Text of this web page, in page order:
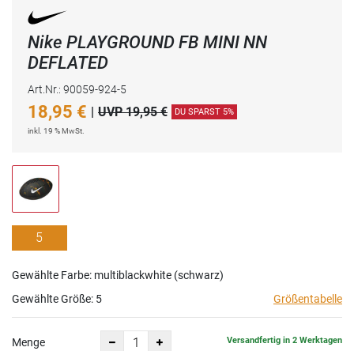
Nike PLAYGROUND FB MINI NN
DEFLATED
Art.Nr.: 90059-924-5
18,95 € | UVP 19,95 € DU SPARST 5%
inkl. 19 % MwSt.
5
Gewählte Farbe: multiblackwhite (schwarz)
Gewählte Größe: 5 Größentabelle
Menge Versandfertig in 2 Werktagen